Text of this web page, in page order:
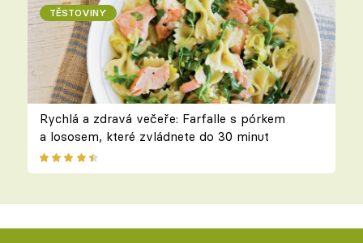
TĚSTOVINY
Rychlá a zdravá večeře: Farfalle s pórkem
a lososem, které zvládnete do 30 minut